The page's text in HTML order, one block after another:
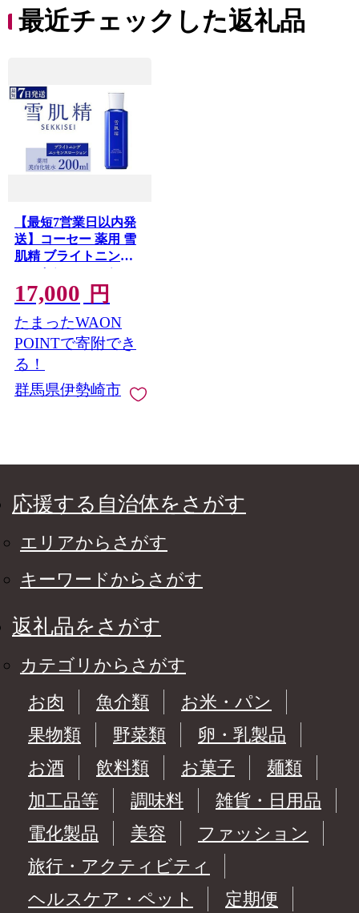
デイ ファイントゥデイ
最近チェックした返礼品
【最短7営業日以内発
送】コーセー 薬用 雪
肌精 ブライトニング
エッセンス ローショ
ン 1本 本体200ml |
KOSE 日本製 医薬部
外品 透明感 ブライト
ニング シミ ソバカス
肌あれ 和漢植物 ハト
ムギ 保湿 ニキビ 乾燥
くすみ 日焼け 夏肌ケ
17,000 円
たまったWAON
POINTで寄附でき
る！
群馬県伊勢崎市
応援する自治体をさがす
エリアからさがす
キーワードからさがす
返礼品をさがす
カテゴリからさがす
お肉
魚介類
お米・パン
果物類
野菜類
卵・乳製品
お酒
飲料類 お菓子
麺類
加工品等
調味料
雑貨・日用品
電化製品
美容
ファッション
旅行・アクティビティ
ヘルスケア・ペット
定期便